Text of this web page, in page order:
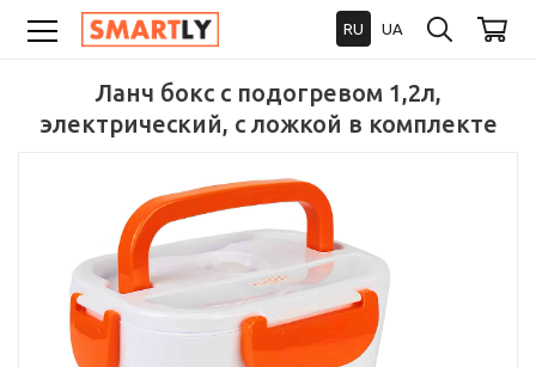
RU UA
Ланч бокс с подогревом 1,2л,
электрический, с ложкой в комплекте